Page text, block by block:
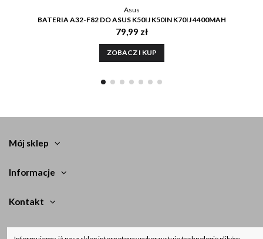
Asus
BATERIA A32-F82 DO ASUS K50IJ K50IN K70IJ 4400MAH
79,99 zł
ZOBACZ I KUP
Mój sklep
Informacje
Kontakt
Newsletter